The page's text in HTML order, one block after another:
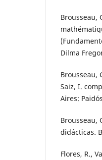
Brousseau,
Dilma
Brousseau,
Saiz, I.
Aires:
Brousseau,
didácticas.
Flores, R.,